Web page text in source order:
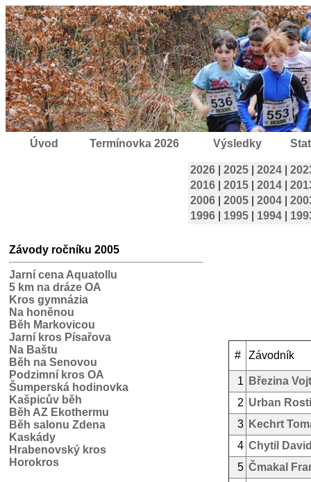
Úvod Termínovka 2026 Výsledky
2026 2025 2024
2016
2015 2014
2006
2005 2004
1996
1995 1994
Závody ročníku 2005
Jarní cena Aquatollu
5 km na dráze OA
Kros gymnázia
Na honěnou
Běh Markovicou
Jarní kros Písařova
Na Baštu
Běh na Senovou
Podzimní kros OA
Šumperská hodinovka
Kašpicův běh
Běh AZ Ekothermu
Běh salonu Zdena
Kaskády
Hrabenovský kros
Horokros
# Závodník
1
Březina
2 Urban
3 Kechrt
4 Chytil
5 Čmakal